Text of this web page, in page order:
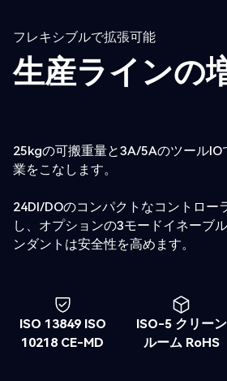
フレキシブルで拡張可能
生産ラインの
25kgの可搬重量と3A/5AのツールIO
業をこなします。
24DI/DOのコンパクトなコントロー
し、オプションの3モードイネーブ
ンダントは安全性を高めます。
ISO 13849 ISO
10218 CE-MD
ISO-5 クリーン
ルーム RoHS